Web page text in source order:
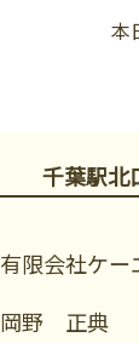
本
千葉駅北
有限会社ケー
岡野 正典